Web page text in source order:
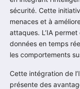
sécurité. Cette
menaces et à
attaques. L’IA
données en temps
les comportements
Cette intégration de
présente des